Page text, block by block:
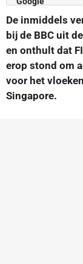
De inmiddels
bij de BBC uit
en onthult dat
erop stond om
voor het
Singapore.